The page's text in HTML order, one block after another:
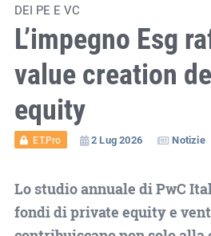
DEI PE E VC
L’impegno Esg
value creation
equity
ET.Pro 2 Lug 2026 Notizie
Lo studio annuale di PwC
fondi di private equity e